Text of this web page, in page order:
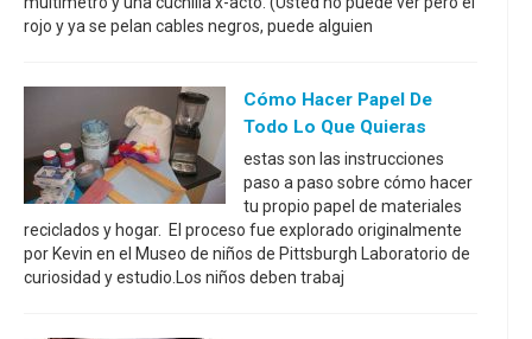
rojo y ya se pelan cables negros, puede alguien
Cómo Hacer Papel De
Todo Lo Que Quieras
estas son las instrucciones
paso a paso sobre cómo hacer
tu propio papel de materiales
reciclados y hogar. El proceso fue explorado originalmente
por Kevin en el Museo de niños de Pittsburgh Laboratorio de
curiosidad y estudio.Los niños deben trabaj